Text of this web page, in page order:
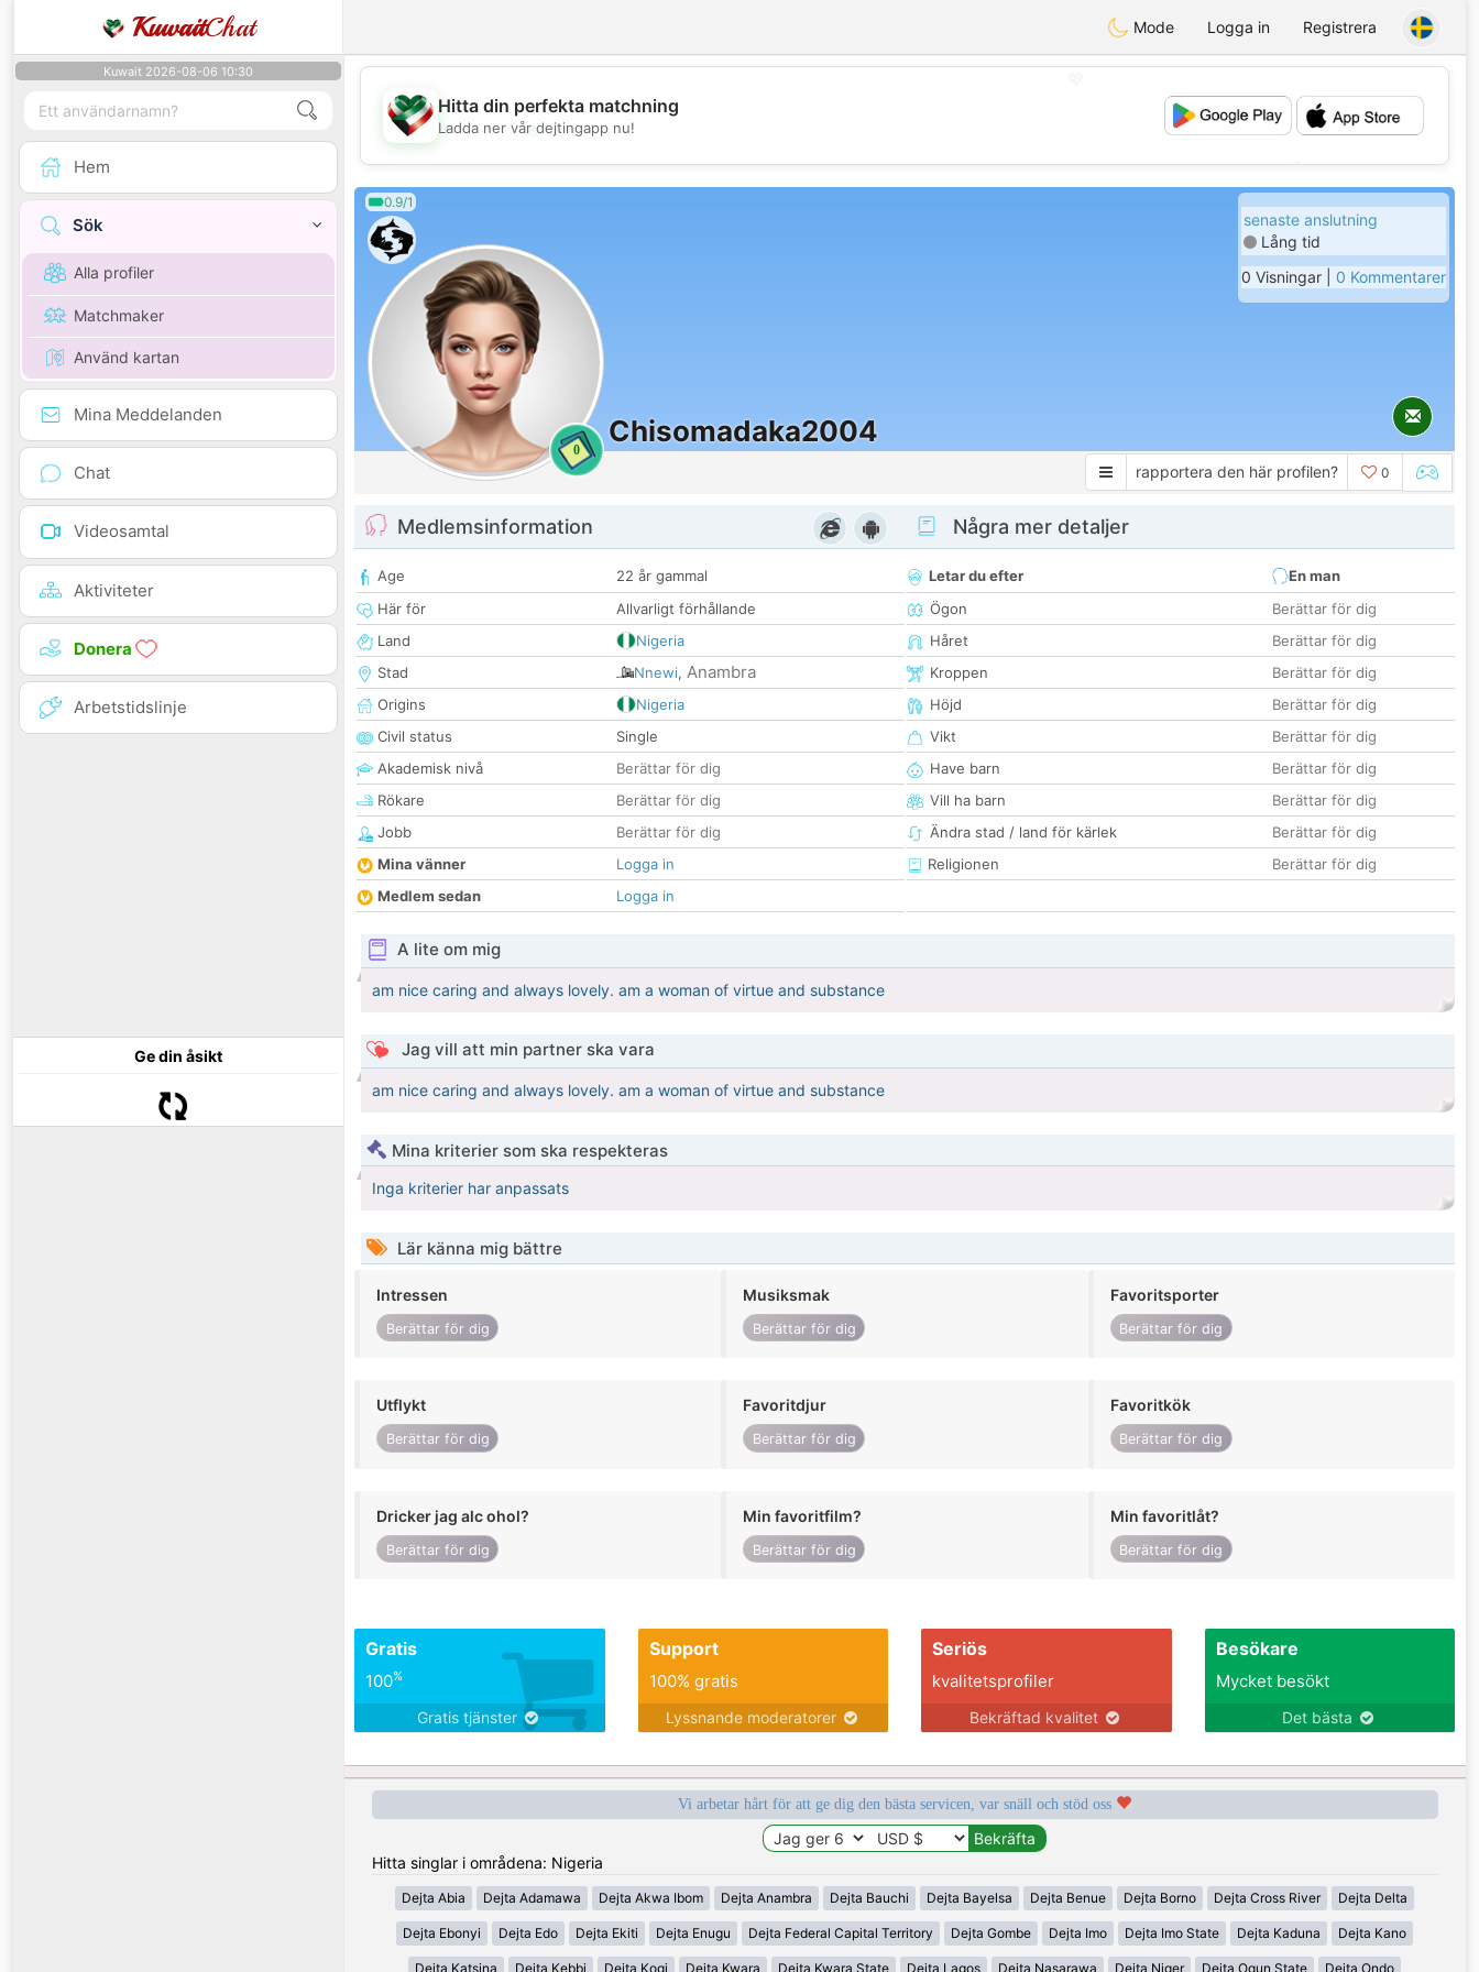
KuwaitChat Mode Logga in Registrera
Kuwait 2026-08-06 10:30
Hem
Sök
Alla profiler
Matchmaker
Använd kartan
Mina Meddelanden
Chat
Videosamtal
Aktiviteter
Donera
Arbetstidslinje
Ge din åsikt
💖
💕
Hitta din perfekta matchning
Ladda ner vår dejtingapp nu!
0.9/1
0
Chisomadaka2004
senaste anslutning
Lång tid
0 Visningar | 0 Kommentarer
rapportera den här profilen? 0
Medlemsinformation
Age
22 år gammal
Här för
Allvarligt förhållande
Land
Nigeria
Stad
Nnewi, Anambra
Origins
Nigeria
Civil status
Single
Akademisk nivå
Berättar för dig
Rökare
Berättar för dig
Jobb
Berättar för dig
Mina vänner
Logga in
Medlem sedan
Logga in
Några mer detaljer
Letar du efter
En man
Ögon
Berättar för dig
Håret
Berättar för dig
Kroppen
Berättar för dig
Höjd
Berättar för dig
Vikt
Berättar för dig
Have barn
Berättar för dig
Vill ha barn
Berättar för dig
Ändra stad / land för kärlek
Berättar för dig
Religionen
Berättar för dig
A lite om mig
am nice caring and always lovely. am a woman of virtue and substance
Jag vill att min partner ska vara
am nice caring and always lovely. am a woman of virtue and substance
Mina kriterier som ska respekteras
Inga kriterier har anpassats
Lär känna mig bättre
Intressen
Berättar för dig
Musiksmak
Berättar för dig
Favoritsporter
Berättar för dig
Utflykt
Berättar för dig
Favoritdjur
Berättar för dig
Favoritkök
Berättar för dig
Dricker jag alc ohol?
Berättar för dig
Min favoritfilm?
Berättar för dig
Min favoritlåt?
Berättar för dig
Gratis
100%
Gratis tjänster
Support
100% gratis
Lyssnande moderatorer
Seriös
kvalitetsprofiler
Bekräftad kvalitet
Besökare
Mycket besökt
Det bästa
Vi arbetar hårt för att ge dig den bästa servicen, var snäll och stöd oss
Hitta singlar i områdena: Nigeria
Dejta Abia Dejta Adamawa Dejta Akwa Ibom Dejta Anambra Dejta Bauchi Dejta Bayelsa Dejta Benue Dejta Borno Dejta Cross River Dejta Delta
Dejta Ebonyi Dejta Edo Dejta Ekiti Dejta Enugu Dejta Federal Capital Territory Dejta Gombe Dejta Imo Dejta Imo State Dejta Kaduna Dejta Kano
Dejta Katsina Dejta Kebbi Dejta Kogi Dejta Kwara Dejta Kwara State Dejta Lagos Dejta Nasarawa Dejta Niger Dejta Ogun State Dejta Ondo